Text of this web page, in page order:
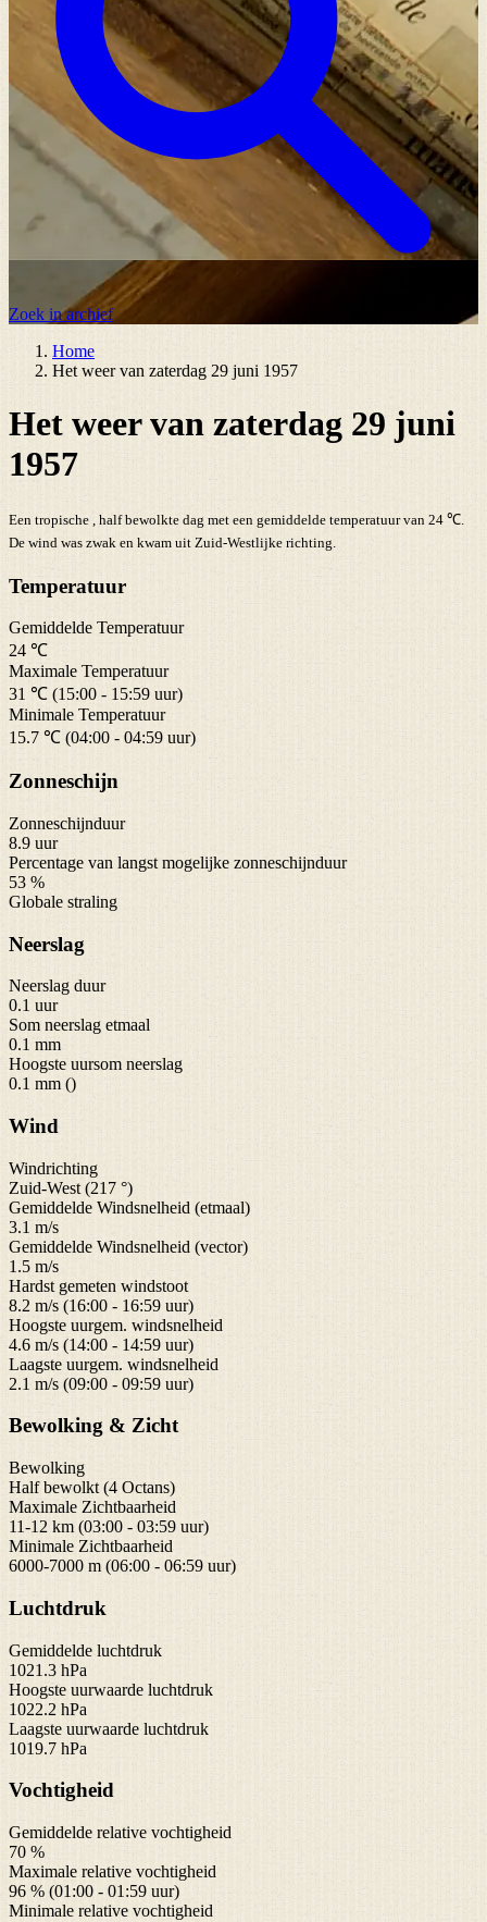
Zoek in archief
Home
Het weer van zaterdag 29 juni 1957
Het weer van zaterdag 29 juni
1957
Een tropische , half bewolkte dag met een gemiddelde temperatuur van 24 ℃.
De wind was zwak en kwam uit Zuid-Westlijke richting.
Temperatuur
Gemiddelde Temperatuur
24 ℃
Maximale Temperatuur
31 ℃ (15:00 - 15:59 uur)
Minimale Temperatuur
15.7 ℃ (04:00 - 04:59 uur)
Zonneschijn
Zonneschijnduur
8.9 uur
Percentage van langst mogelijke zonneschijnduur
53 %
Globale straling
Neerslag
Neerslag duur
0.1 uur
Som neerslag etmaal
0.1 mm
Hoogste uursom neerslag
0.1 mm ()
Wind
Windrichting
Zuid-West (217 °)
Gemiddelde Windsnelheid (etmaal)
3.1 m/s
Gemiddelde Windsnelheid (vector)
1.5 m/s
Hardst gemeten windstoot
8.2 m/s (16:00 - 16:59 uur)
Hoogste uurgem. windsnelheid
4.6 m/s (14:00 - 14:59 uur)
Laagste uurgem. windsnelheid
2.1 m/s (09:00 - 09:59 uur)
Bewolking & Zicht
Bewolking
Half bewolkt (4 Octans)
Maximale Zichtbaarheid
11-12 km (03:00 - 03:59 uur)
Minimale Zichtbaarheid
6000-7000 m (06:00 - 06:59 uur)
Luchtdruk
Gemiddelde luchtdruk
1021.3 hPa
Hoogste uurwaarde luchtdruk
1022.2 hPa
Laagste uurwaarde luchtdruk
1019.7 hPa
Vochtigheid
Gemiddelde relative vochtigheid
70 %
Maximale relative vochtigheid
96 % (01:00 - 01:59 uur)
Minimale relative vochtigheid